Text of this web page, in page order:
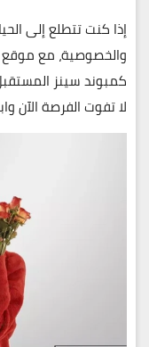
إذا كنت تتطلع إلى
والخصوصية، مع موقع
كمبوند سينز
لا تفوت الفرصة الآن